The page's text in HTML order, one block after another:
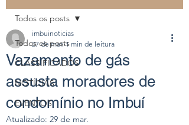
Todos os posts
CLASSIFICADOS
NOTÍCIAS
EVENTOS
Todos os posts
Vazamento de gás
assusta moradores de
condomínio no Imbuí
imbuinoticias
27 de mar. 1 min de leitura
Atualizado: 29 de mar.